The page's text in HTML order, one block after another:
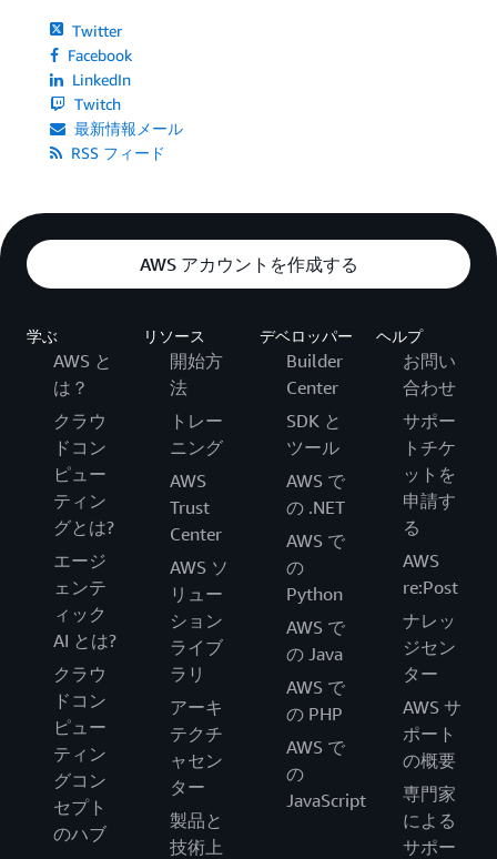
Twitter
Facebook
LinkedIn
Twitch
最新情報メール
RSS フィード
AWS アカウントを作成する
学ぶ
AWS と
は？
クラウ
ドコン
ピュー
ティン
グとは?
エージ
ェンテ
ィック
AI とは?
クラウ
ドコン
ピュー
ティン
グコン
セプト
のハブ
リソース
開始方
法
トレー
ニング
AWS
Trust
Center
AWS ソ
リュー
ション
ライブ
ラリ
アーキ
テクチ
ャセン
ター
製品と
技術上
デベロッパー
Builder
Center
SDK と
ツール
AWS で
の .NET
AWS で
の
Python
AWS で
の Java
AWS で
の PHP
AWS で
の
JavaScript
ヘルプ
お問い
合わせ
サポー
トチケ
ットを
申請す
る
AWS
re:Post
ナレッ
ジセン
ター
AWS サ
ポート
の概要
専門家
による
サポー